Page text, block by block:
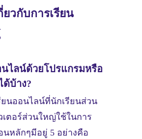
ยวกับการเรียน
นไลน์ด้วยโปรแกรมหรือ
ด้บ้าง?
ยนออนไลน์ที่นักเรียนส่วน
ตอร์ส่วนใหญ่ใช้ในการ
นหลักๆมีอยู่ 5 อย่างคือ